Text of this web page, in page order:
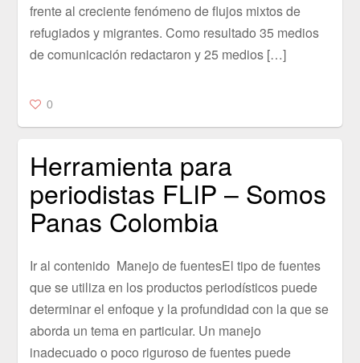
frente al creciente fenómeno de flujos mixtos de
refugiados y migrantes. Como resultado 35 medios
de comunicación redactaron y 25 medios […]
0
Herramienta para
periodistas FLIP – Somos
Panas Colombia
Ir al contenido Manejo de fuentesEl tipo de fuentes
que se utiliza en los productos periodísticos puede
determinar el enfoque y la profundidad con la que se
aborda un tema en particular. Un manejo
inadecuado o poco riguroso de fuentes puede